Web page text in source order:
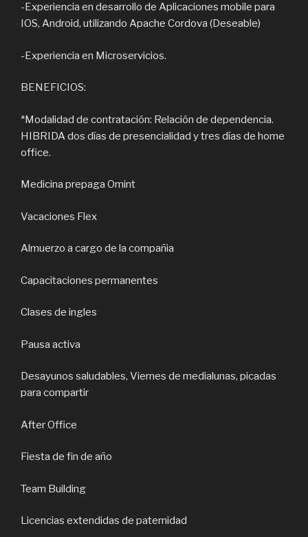
-Experiencia en desarrollo de Aplicaciones mobile para
IOS, Android, utilizando Apache Cordova (Deseable)
-Experiencia en Microservicios.
BENEFICIOS:
*Modalidad de contratación: Relación de dependencia.
HIBRIDA dos días de presencialidad y tres días de home
office.
Medicina prepaga Omint
Vacaciones Flex
Almuerzo a cargo de la compañia
Capacitaciones permanentes
Clases de ingles
Pausa activa
Desayunos saludables, Viernes de medialunas, picadas
para compartir
After Office
Fiesta de fin de año
Team Building
Licencias extendidas de paternidad